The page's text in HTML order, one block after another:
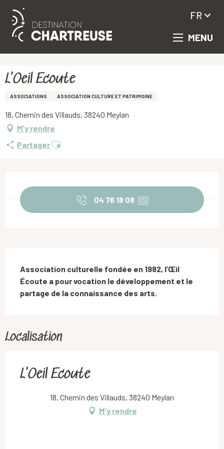
Aller
principal
MENU
FR
L'Oeil Ecoute
ASSOCIATIONS ASSOCIATION CULTURE ET PATRIMOINE
18, Chemin des Villauds, 38240 Meylan
M'y rendre
PartagerAjouter aux favoris
04 76 18 08 ▒▒
Association culturelle fondée en 1982, l’Œil
Écoute a pour vocation le développement et le
partage de la connaissance des arts.
Localisation
L'Oeil Ecoute
18, Chemin des Villauds, 38240 Meylan
M'y rendre